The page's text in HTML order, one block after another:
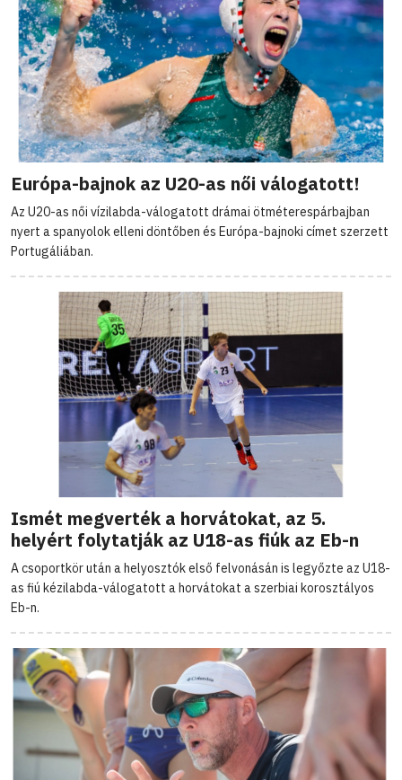
Európa-bajnok az U20-as női válogatott!
Az U20-as női vízilabda-válogatott drámai ötméterespárbajban
nyert a spanyolok elleni döntőben és Európa-bajnoki címet szerzett
Portugáliában.
Ismét megverték a horvátokat, az 5.
helyért folytatják az U18-as fiúk az Eb-n
A csoportkör után a helyosztók első felvonásán is legyőzte az U18-
as fiú kézilabda-válogatott a horvátokat a szerbiai korosztályos
Eb-n.